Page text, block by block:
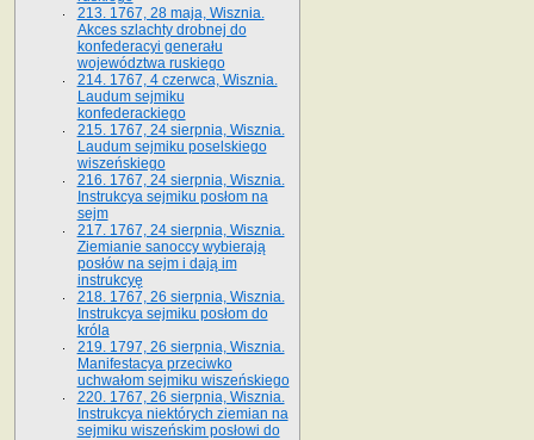
213. 1767, 28 maja, Wisznia.
Akces szlachty drobnej do
konfederacyi generału
województwa ruskiego
214. 1767, 4 czerwca, Wisznia.
Laudum sejmiku
konfederackiego
215. 1767, 24 sierpnia, Wisznia.
Laudum sejmiku poselskiego
wiszeńskiego
216. 1767, 24 sierpnia, Wisznia.
Instrukcya sejmiku posłom na
sejm
217. 1767, 24 sierpnia, Wisznia.
Ziemianie sanoccy wybierają
posłów na sejm i dają im
instrukcyę
218. 1767, 26 sierpnia, Wisznia.
Instrukcya sejmiku posłom do
króla
219. 1797, 26 sierpnia, Wisznia.
Manifestacya przeciwko
uchwałom sejmiku wiszeńskiego
220. 1767, 26 sierpnia, Wisznia.
Instrukcya niektórych ziemian na
sejmiku wiszeńskim posłowi do